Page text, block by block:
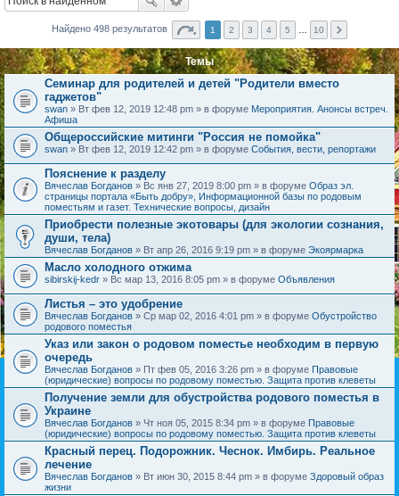
Найдено 498 результатов 1 2 3 4 5 10
Темы
Семинар для родителей и детей "Родители вместо
гаджетов"
swan » Вт фев 12, 2019 12:48 pm » в форуме Мероприятия. Анонсы встреч.
Афиша
Общероссийские митинги "Россия не помойка"
swan » Вт фев 12, 2019 12:42 pm » в форуме События, вести, репортажи
Пояснение к разделу
Вячеслав Богданов » Вс янв 27, 2019 8:00 pm » в форуме Образ эл.
страницы портала «Быть добру», Информационной базы по родовым
поместьям и газет. Технические вопросы, дизайн
Приобрести полезные экотовары (для экологии сознания,
души, тела)
Вячеслав Богданов » Вт апр 26, 2016 9:19 pm » в форуме Экоярмарка
Масло холодного отжима
sibirskij-kedr » Вс мар 13, 2016 8:05 pm » в форуме Объявления
Листья – это удобрение
Вячеслав Богданов » Ср мар 02, 2016 4:01 pm » в форуме Обустройство
родового поместья
Указ или закон о родовом поместье необходим в первую
очередь
Вячеслав Богданов » Пт фев 05, 2016 3:26 pm » в форуме Правовые
(юридические) вопросы по родовому поместью. Защита против клеветы
Получение земли для обустройства родового поместья в
Украине
Вячеслав Богданов » Чт ноя 05, 2015 8:34 pm » в форуме Правовые
(юридические) вопросы по родовому поместью. Защита против клеветы
Красный перец. Подорожник. Чеснок. Имбирь. Реальное
лечение
Вячеслав Богданов » Вт июн 30, 2015 8:44 pm » в форуме Здоровый образ
жизни